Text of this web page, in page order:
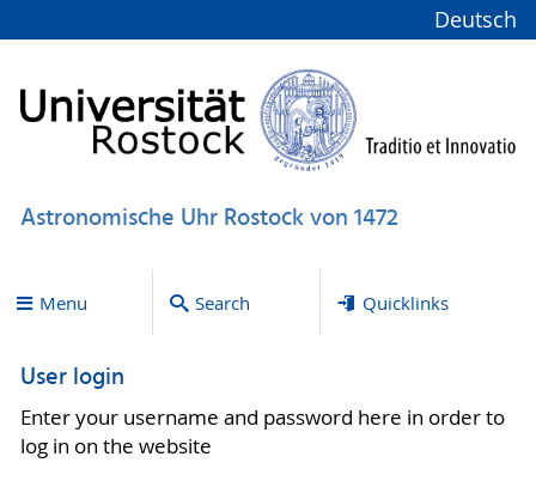
Deutsch
Astronomische Uhr Rostock von 1472
Menu Search Quicklinks
User login
Enter your username and password here in order to
log in on the website